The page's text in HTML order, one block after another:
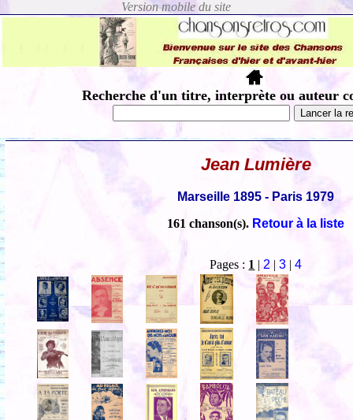
Recherche d'un titre, interprète ou auteur
Jean Lumière
Marseille 1895 - Paris 1979
161 chanson(s). Retour à la liste
Pages : 1 | 2 |3 |4